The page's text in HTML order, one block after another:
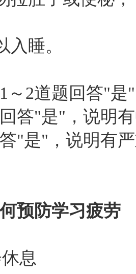
睡。
2道题回答"是"
答"是"，说明
"是"，说明有
防学习疲劳
息